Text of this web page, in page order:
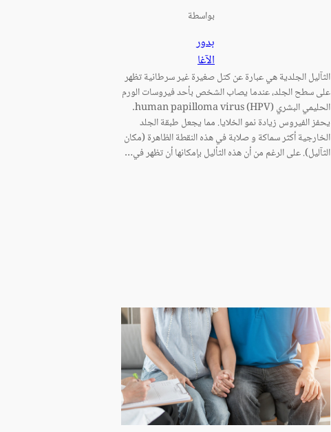
بواسطة
بدور
الآغا
الثآليل الجلدية هي عبارة عن كتل صغيرة غير سرطانية تظهر
على سطح الجلد، عندما يصاب الشخص بأحد فيروسات الورم
الحليمي البشري (human papilloma virus (HPV.
يحفز الفيروس زيادة نمو الخلايا. مما يجعل طبقة الجلد
الخارجية أكثر سماكة و صلابة في هذه النقطة الظاهرة (مكان
الثآليل). على الرغم من أن هذه الثأليل بإمكانها أن تظهر في…